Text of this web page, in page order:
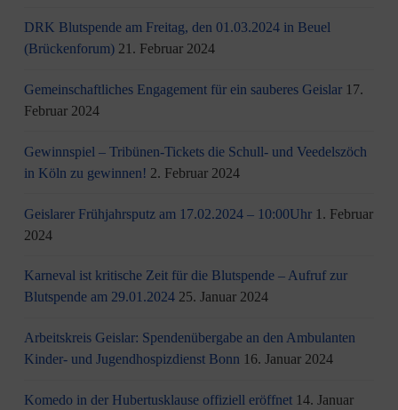
DRK Blutspende am Freitag, den 01.03.2024 in Beuel
(Brückenforum) 21. Februar 2024
Gemeinschaftliches Engagement für ein sauberes Geislar 17.
Februar 2024
Gewinnspiel – Tribünen-Tickets die Schull- und Veedelszöch
in Köln zu gewinnen! 2. Februar 2024
Geislarer Frühjahrsputz am 17.02.2024 – 10:00Uhr 1. Februar
2024
Karneval ist kritische Zeit für die Blutspende – Aufruf zur
Blutspende am 29.01.2024 25. Januar 2024
Arbeitskreis Geislar: Spendenübergabe an den Ambulanten
Kinder- und Jugendhospizdienst Bonn 16. Januar 2024
Komedo in der Hubertusklause offiziell eröffnet 14. Januar